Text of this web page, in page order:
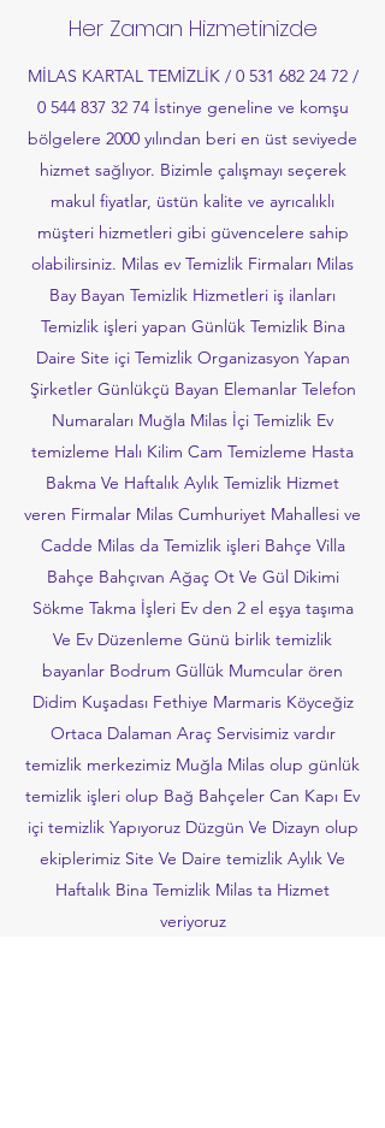
Her Zaman Hizmetinizde
MİLAS KARTAL TEMİZLİK / 0 531 682 24 72/
0 544 837 32 74İstinye geneline ve komşu
bölgelere 2000 yılından beri en üst seviyede
hizmet sağlıyor. Bizimle çalışmayı seçerek
makul fiyatlar, üstün kalite ve ayrıcalıklı
müşteri hizmetleri gibi güvencelere sahip
olabilirsiniz. Milas ev Temizlik Firmaları Milas
Bay Bayan Temizlik Hizmetleri iş ilanları
Temizlik işleri yapan Günlük Temizlik Bina
Daire Site içi Temizlik Organizasyon Yapan
Şirketler Günlükçü Bayan Elemanlar Telefon
Numaraları Muğla Milas İçi Temizlik Ev
temizleme Halı Kilim Cam Temizleme Hasta
Bakma Ve Haftalık Aylık Temizlik Hizmet
veren Firmalar Milas Cumhuriyet Mahallesi ve
Cadde Milas da Temizlik işleri Bahçe Villa
Bahçe Bahçıvan Ağaç Ot Ve Gül Dikimi
Sökme Takma İşleri Ev den 2 el eşya taşıma
Ve Ev Düzenleme Günü birlik temizlik
bayanlar Bodrum Güllük Mumcular ören
Didim Kuşadası Fethiye Marmaris Köyceğiz
Ortaca Dalaman Araç Servisimiz vardır
temizlik merkezimiz Muğla Milas olup günlük
temizlik işleri olup Bağ Bahçeler Can Kapı Ev
içi temizlik Yapıyoruz Düzgün Ve Dizayn olup
ekiplerimiz Site Ve Daire temizlik Aylık Ve
Haftalık Bina Temizlik Milas ta Hizmet
veriyoruz